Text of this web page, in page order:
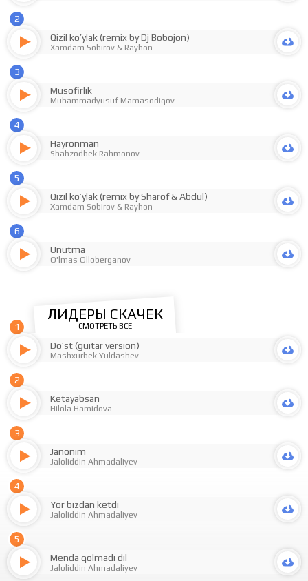
2
Qizil ko’ylak (remix by Dj Bobojon)
Xamdam Sobirov& Rayhon
3
Musofirlik
Muhammadyusuf Mamasodiqov
4
Hayronman
Shahzodbek Rahmonov
5
Qizil ko’ylak (remix by Sharof & Abdul)
Xamdam Sobirov& Rayhon
6
Unutma
O'lmas Olloberganov
ЛИДЕРЫ СКАЧЕК
СМОТРЕТЬ ВСЕ
1
Do’st (guitar version)
Mashxurbek Yuldashev
2
Ketayabsan
Hilola Hamidova
3
Janonim
Jaloliddin Ahmadaliyev
4
Yor bizdan ketdi
Jaloliddin Ahmadaliyev
5
Menda qolmadi dil
Jaloliddin Ahmadaliyev